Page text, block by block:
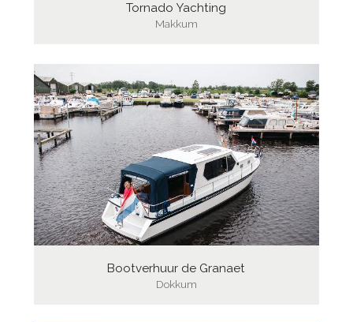
Tornado Yachting
Makkum
Bootverhuur de Granaet
Dokkum